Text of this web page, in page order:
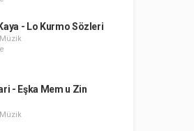
- Lo Kurmo Sözleri
- Eşka Mem u Zin